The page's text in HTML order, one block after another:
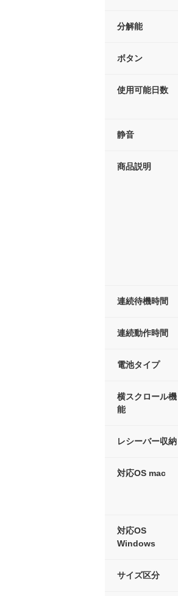
分解能
ボタン
使用可能日数
静音
商品説明
連続待機時間
連続動作時間
電池タイプ
横スクロール機
能
レシーバー収納
対応OS mac
対応OS
Windows
サイズ区分